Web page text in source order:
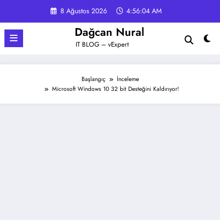
8 Ağustos 2026 4:56:04 AM
Dağcan Nural
IT BLOG – vExpert
Başlangıç
İnceleme
Microsoft Windows 10 32 bit Desteğini Kaldırıyor!